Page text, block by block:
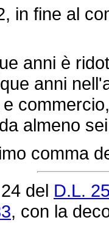
fine al
anni è
anni
almeno
comma
del D.L.
, con la